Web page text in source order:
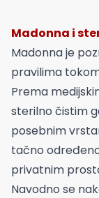
Madonna i
Madonna je
pravilima
Prema
sterilno čistim
posebnim
tačno
privatnim
Navodno se